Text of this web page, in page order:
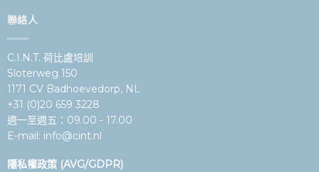
聯絡人
C.I.N.T. 荷比盧培訓
Sloterweg 150
1171 CV Badhoevedorp, NL
+31 (0)20 659 3228
週一至週五：09.00 - 17.00
E-mail: info@cint.nl
隱私權政策 (AVG/GDPR)